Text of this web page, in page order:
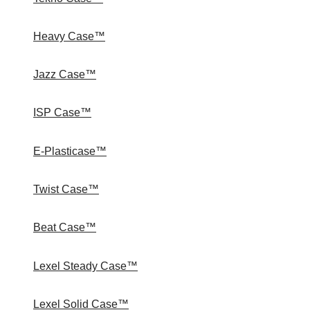
Heavy Case™
Jazz Case™
ISP Case™
E-Plasticase™
Twist Case™
Beat Case™
Lexel Steady Case™
Lexel Solid Case™